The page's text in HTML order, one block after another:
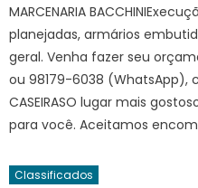
MARCENARIA
planejadas, armários
geral. Venha fazer seu
ou 98179-6038 (WhatsApp),
CASEIRASO lugar mais
para você. Aceitamos
Classificados